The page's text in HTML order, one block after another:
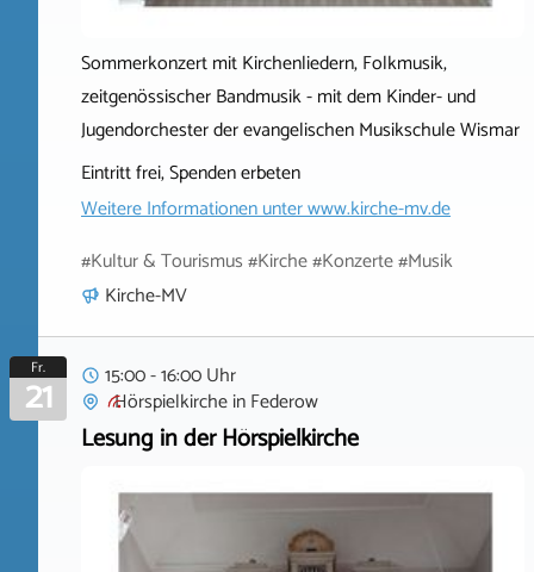
Sommerkonzert mit Kirchenliedern, Folkmusik,
zeitgenössischer Bandmusik - mit dem Kinder- und
Jugendorchester der evangelischen Musikschule Wismar
Eintritt frei, Spenden erbeten
Weitere Informationen unterwww.kirche-mv.de
#Kultur & Tourismus #Kirche #Konzerte #Musik
Kirche-MV
Fr.
21
15:00 - 16:00 Uhr
HörspielkircheinFederow
Lesung in der Hörspielkirche